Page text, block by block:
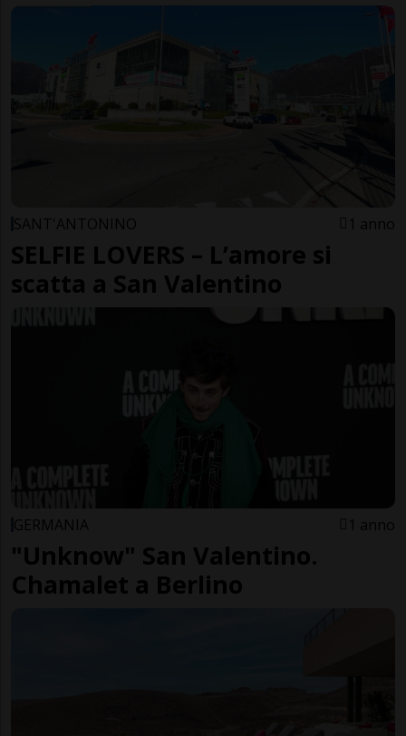
SANT'ANTONINO 1 anno
SELFIE LOVERS – L’amore si
scatta a San Valentino
GERMANIA 1 anno
"Unknow" San Valentino.
Chamalet a Berlino